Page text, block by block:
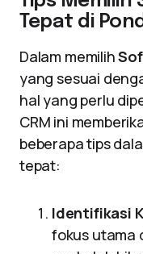
Tepat di
Dalam memilih
yang sesuai
hal yang perlu
CRM ini
beberapa tips
tepat:
Identifikasi
fokus utama